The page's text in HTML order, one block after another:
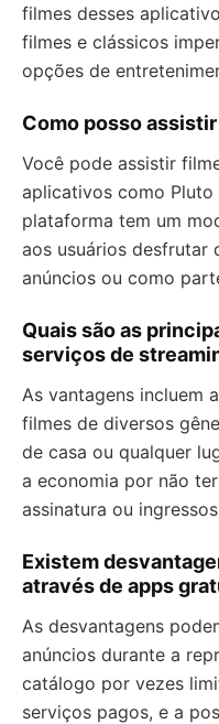
filmes desses
filmes e clássicos
opções de
Como posso
Você pode assistir
aplicativos como Pluto
plataforma tem um
aos usuários desfrutar
anúncios ou como
Quais são as
serviços de
As vantagens incluem
filmes de diversos
de casa ou qualquer
a economia por não
assinatura ou
Existem
através de apps
As desvantagens
anúncios durante a
catálogo por vezes
serviços pagos, e a